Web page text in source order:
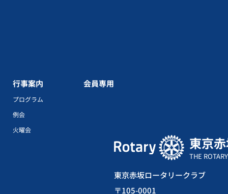
行事案内
プログラム
例会
火曜会
会員専用
東京
THE
東京赤坂ロータリークラブ
〒105-0001